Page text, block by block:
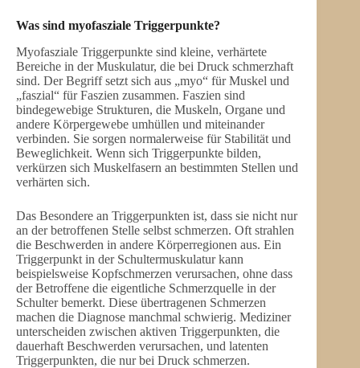
Was sind myofasziale Triggerpunkte?
Myofasziale Triggerpunkte sind kleine, verhärtete
Bereiche in der Muskulatur, die bei Druck schmerzhaft
sind. Der Begriff setzt sich aus „myo“ für Muskel und
„faszial“ für Faszien zusammen. Faszien sind
bindegewebige Strukturen, die Muskeln, Organe und
andere Körpergewebe umhüllen und miteinander
verbinden. Sie sorgen normalerweise für Stabilität und
Beweglichkeit. Wenn sich Triggerpunkte bilden,
verkürzen sich Muskelfasern an bestimmten Stellen und
verhärten sich.
Das Besondere an Triggerpunkten ist, dass sie nicht nur
an der betroffenen Stelle selbst schmerzen. Oft strahlen
die Beschwerden in andere Körperregionen aus. Ein
Triggerpunkt in der Schultermuskulatur kann
beispielsweise Kopfschmerzen verursachen, ohne dass
der Betroffene die eigentliche Schmerzquelle in der
Schulter bemerkt. Diese übertragenen Schmerzen
machen die Diagnose manchmal schwierig. Mediziner
unterscheiden zwischen aktiven Triggerpunkten, die
dauerhaft Beschwerden verursachen, und latenten
Triggerpunkten, die nur bei Druck schmerzen.